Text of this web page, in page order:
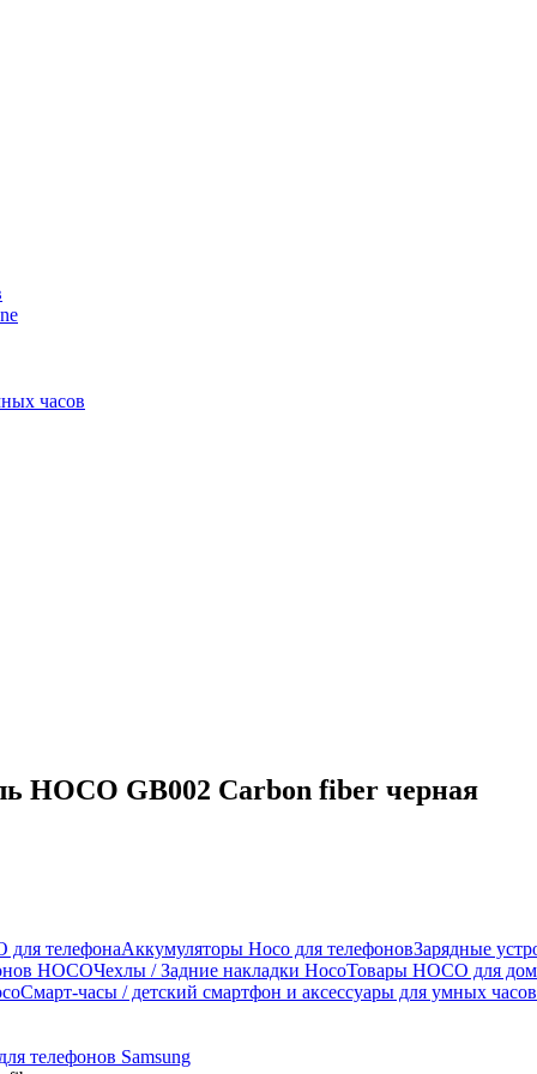
часов
HOCO GB002 Carbon fiber черная
для телефонаАккумуляторы Hoco для телефоновЗарядные
HOCOЧехлы / Задние накладки HocoТовары HOCO для
Смарт-часы / детский смартфон и аксессуары для умных часов
телефонов Samsung